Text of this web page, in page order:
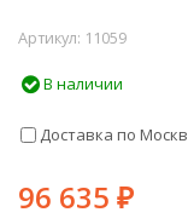
Артикул: 11059
В наличии
Доставка по
96 635 ₽